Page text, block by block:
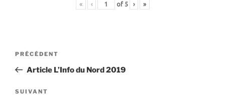
« ‹ of 5 › »
Navigation
l’article
Article
précédent
PRÉCÉDENT
Article L’Info du Nord 2019
Article
SUIVANT